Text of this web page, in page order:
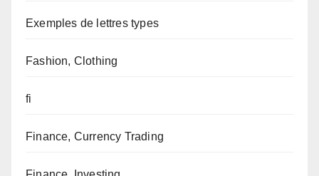
Exemples de lettres types
Fashion, Clothing
fi
Finance, Currency Trading